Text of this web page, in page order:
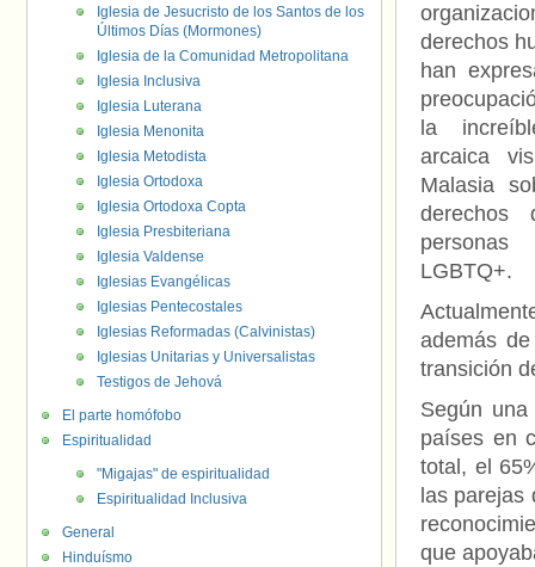
derechos
han
la
arcaica
Malasia
derechos
personas
LGBTQ+.
además
transición
Según
países en
total, el
las
que
Iglesia de Jesucristo de los Santos de los
Últimos Días (Mormones)
Iglesia de la Comunidad Metropolitana
Iglesia Inclusiva
Iglesia Luterana
Iglesia Menonita
Iglesia Metodista
Iglesia Ortodoxa
Iglesia Ortodoxa Copta
Iglesia Presbiteriana
Iglesia Valdense
Iglesias Evangélicas
Iglesias Pentecostales
Iglesias Reformadas (Calvinistas)
Iglesias Unitarias y Universalistas
Testigos de Jehová
El parte homófobo
Espiritualidad
"Migajas" de espiritualidad
Espiritualidad Inclusiva
General
Hinduísmo